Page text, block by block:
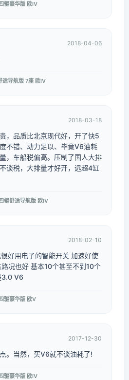
驱豪华版 欧IV
2018-04-06
导航版 7座 欧IV
2018-03-18
，品质比北京现代好，开了快5
不错、动力足以、毕竟V6油耗
，车船税偏高。压制了国人大排
谈税，大排量才好开，远超4缸
驱舒适导航版 欧IV
2018-02-10
好用电子的智能开关 加速好使
况也好 基本10个甚至不到10个
3.0 V6
驱豪华版 欧V
2017-12-30
。当然，买V6就不谈油耗了!
驱豪华版 欧IV